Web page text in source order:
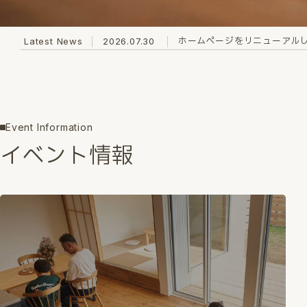
Latest News 2026.07.30 ホームページをリニューアル
Event Information
イベント情報